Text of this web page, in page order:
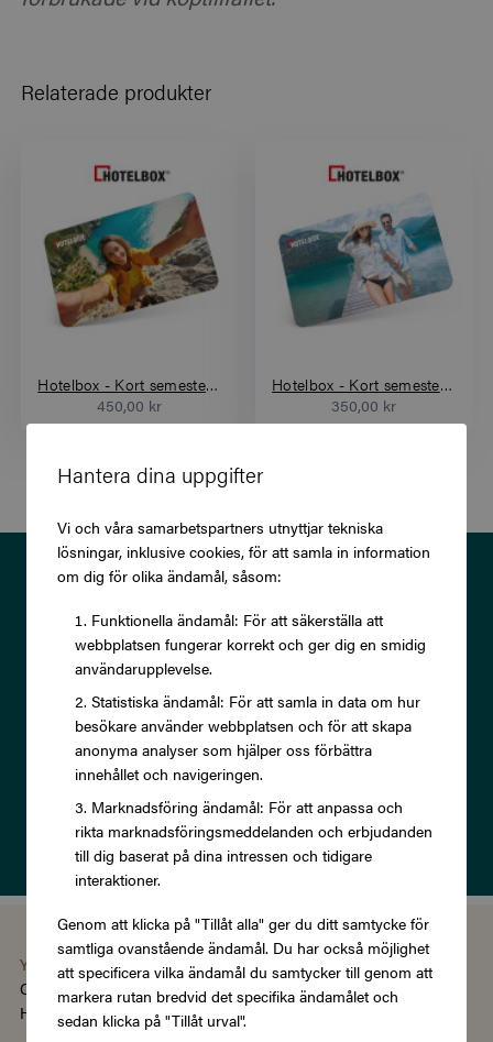
Hantera dina uppgifter
Vi och våra samarbetspartners utnyttjar tekniska
lösningar, inklusive cookies, för att samla in information
om dig för olika ändamål, såsom:
Funktionella ändamål: För att säkerställa att
webbplatsen fungerar korrekt och ger dig en smidig
användarupplevelse.
Statistiska ändamål: För att samla in data om hur
besökare använder webbplatsen och för att skapa
anonyma analyser som hjälper oss förbättra
innehållet och navigeringen.
Marknadsföring ändamål: För att anpassa och
rikta marknadsföringsmeddelanden och erbjudanden
till dig baserat på dina intressen och tidigare
interaktioner.
Genom att klicka på "Tillåt alla" ger du ditt samtycke för
samtliga ovanstående ändamål. Du har också möjlighet
att specificera vilka ändamål du samtycker till genom att
markera rutan bredvid det specifika ändamålet och
sedan klicka på "Tillåt urval".
Relaterade produkter
Hotelbox - Kort semester för två (3 nätter)
450,00 kr
Hotelbox - Kort semester för två (2 nätter)
350,00 kr
Prenumerera på vårt nyhetsbrev
och ta del av exklusiva
erbjudanden och rabatter!
Prenumerera
Läs om vårIntegritetspolicy
You're using the Swedish version of Zupergift
Change language/region
Hantera cookies
Köpvillkor |